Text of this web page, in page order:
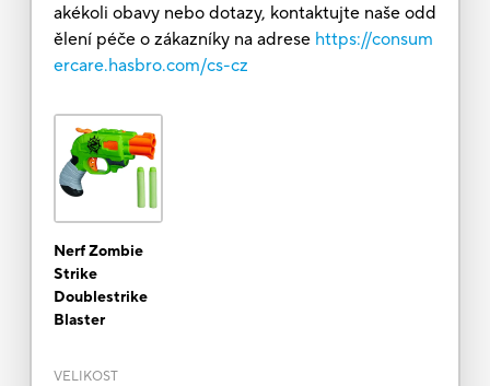
akékoli obavy nebo dotazy, kontaktujte naše odd
ělení péče o zákazníky na adrese https://consum
ercare.hasbro.com/cs-cz
Nerf Zombie
Strike
Doublestrike
Blaster
VELIKOST